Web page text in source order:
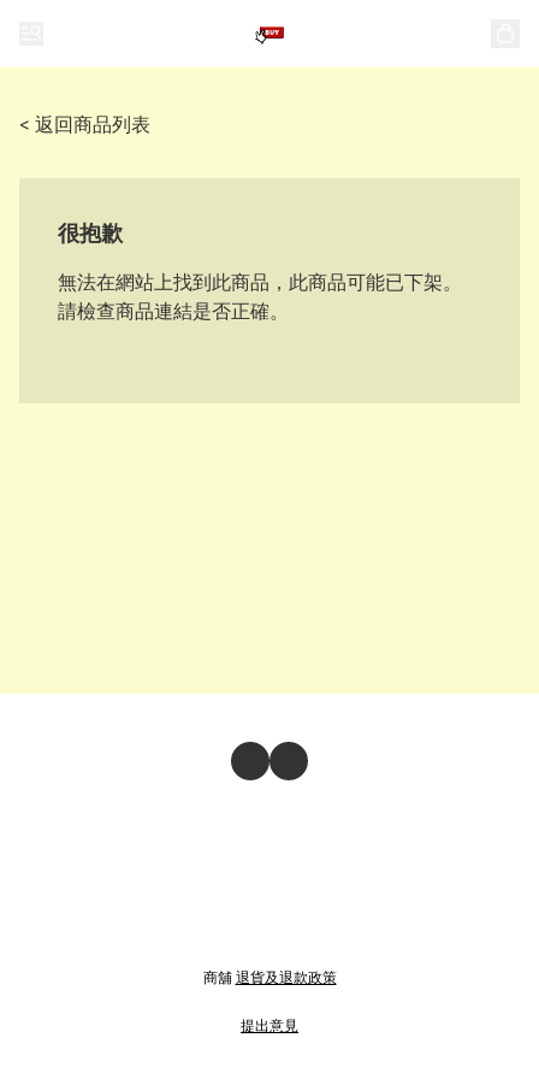
< 返回商品列表
很抱歉
無法在網站上找到此商品，此商品可能已下架。
請檢查商品連結是否正確。
商舖 退貨及退款政策
提出意見